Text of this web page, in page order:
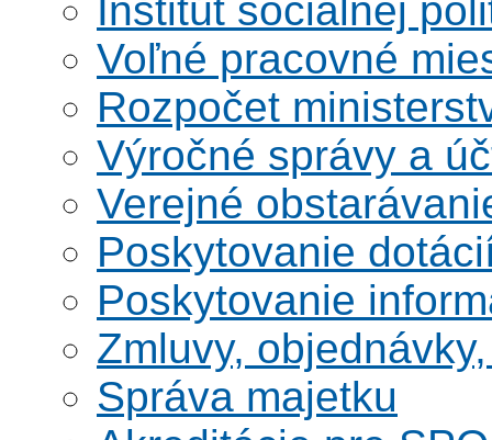
Inštitút sociálnej
Voľné pracovné
Rozpočet
Výročné správy a
Verejné
Poskytovanie
Poskytovanie
Zmluvy,
Správa majetku